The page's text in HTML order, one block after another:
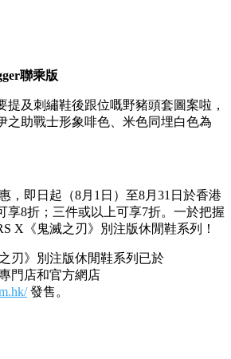
聯乘版
提及刺繡鞋後跟位嘅野豬頭套圖案啦，
之助戰士形象啡色、米色同埋白色為
，即日起（8月1日）至8月31日於香港
8折；三件或以上可享7折。 一於把握
X《鬼滅之刃》別注版休閒鞋系列 ！
刃》別注版休閒鞋系列已於
門店和官方網店
發售。